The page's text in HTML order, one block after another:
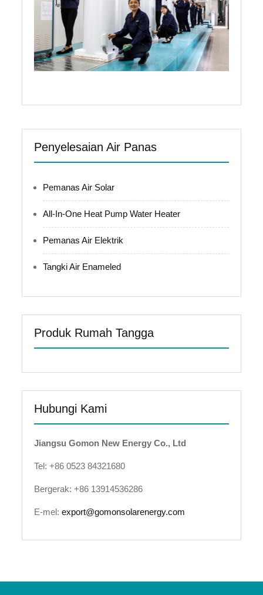
Penyelesaian Air Panas
Pemanas Air Solar
All-In-One Heat Pump Water Heater
Pemanas Air Elektrik
Tangki Air Enameled
Produk Rumah Tangga
Hubungi Kami
Jiangsu Gomon New Energy Co., Ltd
Tel: +86 0523 84321680
Bergerak: +86 13914536286
E-mel:export@gomonsolarenergy.com